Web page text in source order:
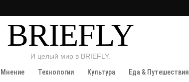
BRIEFLY
И целый мир в BRIEFLY.
Мнение Технологии Культура Еда & Путешествия